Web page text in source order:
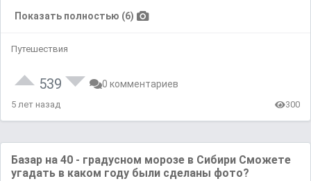
Показать полностью (6)
Путешествия
539 0 комментариев
5 лет назад 300
Бaзaр нa 40 - грaдусном морозе в Сибири Сможете
угaдaть в кaком году были сделaны фото?